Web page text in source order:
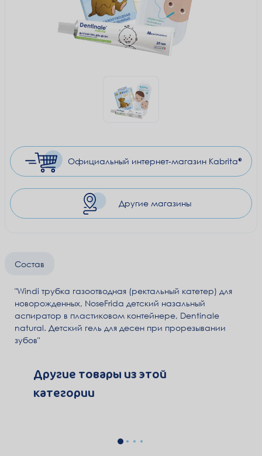
Официальный интернет-магазин Kabrita®
Другие магазины
Состав
"Windi трубка газоотводная (ректальный катетер) для
новорожденных, NoseFrida детский назальный
аспиратор в пластиковом контейнере, Dentinale
natural. Детский гель для десен при прорезывании
зубов"
Другие товары из этой
категории